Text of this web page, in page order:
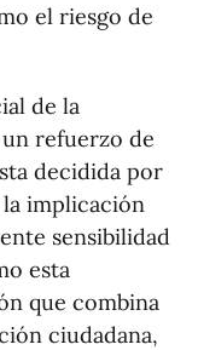
el riesgo de
de la
refuerzo de
decidida por
implicación
sensibilidad
esta
que combina
ciudadana,